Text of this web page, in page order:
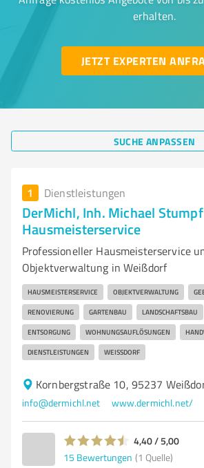
erhalten.
JETZT EXPERTEN
SUCHE ANPASSEN
1 Dienstleistungen
DerMichl, Inh. Michael
Hausmeisterservice
Professioneller Hausmeisterservice
Objektverwaltung in Weißdorf
HAUSMEISTERSERVICE OBJEKTVERWALTUNG
RENOVIERUNG GARTENBAU LANDSCHAFTSBAU
ENTSORGUNG WOHNUNGSAUFLÖSUNGEN
DIENSTLEISTUNGEN WEISSDORF
Kornbergstraße 10, 95237
info@dermichl.net www.dermichl.net/
4,40 / 5,00
15 Bewertungen (1 Quelle)